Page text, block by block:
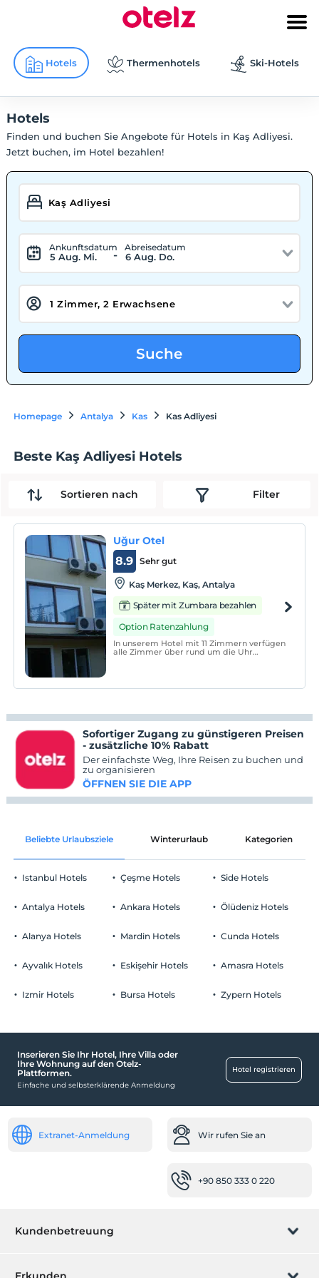
Hotels Thermenhotels Ski-Hotels
Hotels
Finden und buchen Sie Angebote für Hotels in Kaş Adliyesi.
Jetzt buchen, im Hotel bezahlen!
Ankunftsdatum
5 Aug. Mi. -
Abreisedatum
6 Aug. Do.
Suche
Homepage Antalya Kas Kas Adliyesi
Beste Kaş Adliyesi Hotels
Sortieren nach Filter
Uğur Otel
Sehr gut
8.9
Kaş Merkez, Kaş, Antalya
Später mit Zumbara bezahlen
Option Ratenzahlung
In unserem Hotel mit 11 Zimmern verfügen
alle Zimmer über rund um die Uhr
digitalen Satelliten.
Sofortiger Zugang zu günstigeren Preisen
- zusätzliche 10% Rabatt
Der einfachste Weg, Ihre Reisen zu buchen und
zu organisieren
ÖFFNEN SIE DIE APP
Beliebte Urlaubsziele Winterurlaub Kategorien
Istanbul Hotels
Antalya Hotels
Alanya Hotels
Ayvalık Hotels
Izmir Hotels
Çeşme Hotels
Ankara Hotels
Mardin Hotels
Eskişehir Hotels
Bursa Hotels
Side Hotels
Ölüdeniz Hotels
Cunda Hotels
Amasra Hotels
Zypern Hotels
Inserieren Sie Ihr Hotel, Ihre Villa oder
Ihre Wohnung auf den Otelz-
Plattformen.
Einfache und selbsterklärende Anmeldung
Hotel registrieren
Extranet-Anmeldung Wir rufen Sie an
+90 850 333 0 220
Kundenbetreuung
Buchung verwalten